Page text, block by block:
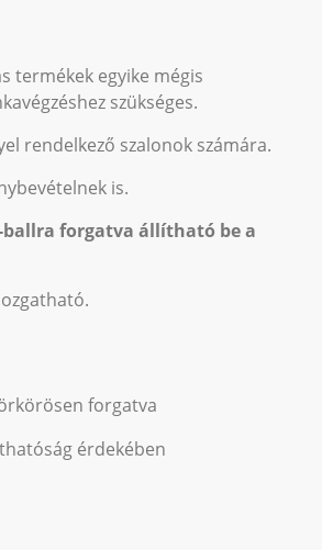
termékek egyike mégis
szükséges.
rendelkező szalonok számára.
is.
ballra forgatva állítható be a
forgatva
érdekében